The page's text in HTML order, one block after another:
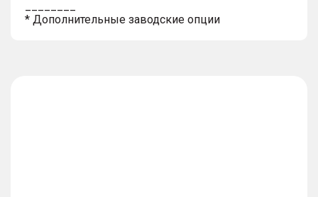
* Дополнительные заводские опции